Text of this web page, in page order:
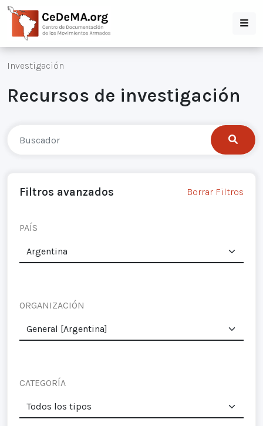
Investigación
Recursos de investigación
Filtros avanzados Borrar Filtros
PAÍS
ORGANIZACIÓN
CATEGORÍA